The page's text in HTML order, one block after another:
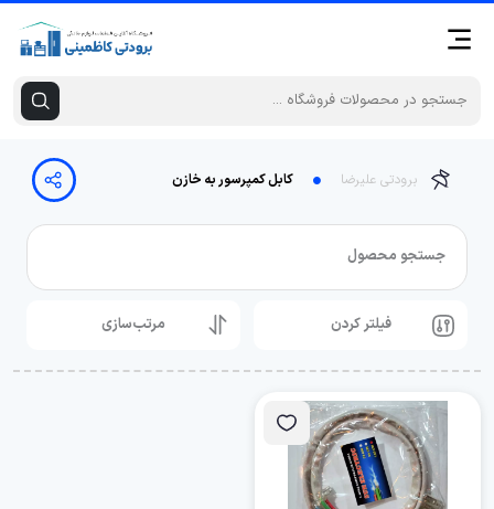
برودتی علیرضا کابل کمپرسور به خازن
جستجو محصول
فیلتر کردن مرتب‌سازی